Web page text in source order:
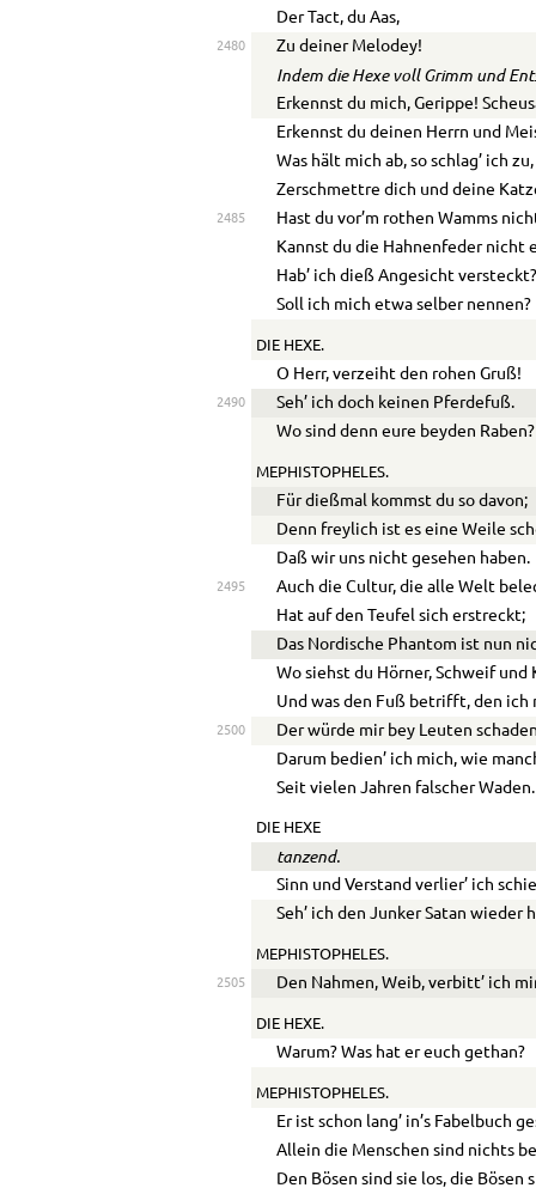
Der Tact, du Aas,
2480 Zu deiner Melodey!
Indem die Hexe voll Grimm und
Erkennst du mich, Gerippe!
Erkennst du deinen Herrn und
Was hält mich ab, so schlag’ ich zu,
Zerschmettre dich und deine
2485
Hast du vor’m rothen Wamms
Kannst du die Hahnenfeder nicht
Hab’ ich dieß Angesicht
Soll ich mich etwa selber nennen?
DIE HEXE.
O Herr, verzeiht den rohen Gruß!
2490
Seh’ ich doch keinen Pferdefuß.
Wo sind denn eure beyden Raben?
MEPHISTOPHELES.
Für dießmal kommst du so davon;
Denn freylich ist es eine Weile
Daß wir uns nicht gesehen haben.
2495
Auch die Cultur, die alle Welt
Hat auf den Teufel sich erstreckt;
Das Nordische Phantom ist nun
Wo siehst du Hörner, Schweif und
Und was den Fuß betrifft, den ich
2500
Der würde mir bey Leuten
Darum bedien’ ich mich, wie
Seit vielen Jahren falscher Waden.
DIE HEXE
tanzend.
Sinn und Verstand verlier’ ich
Seh’ ich den Junker Satan wieder
MEPHISTOPHELES.
2505 Den Nahmen, Weib, verbitt’ ich
DIE HEXE.
Warum? Was hat er euch gethan?
MEPHISTOPHELES.
Er ist schon lang’ in’s Fabelbuch
Allein die Menschen sind nichts
Den Bösen sind sie los, die Bösen